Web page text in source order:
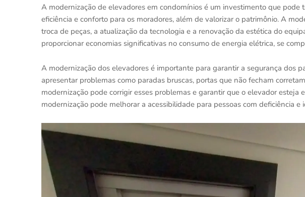
A modernização de elevadores em condomínios é um investimento que pode
eficiência e conforto para os moradores, além de valorizar o patrimônio. A
troca de peças, a atualização da tecnologia e a renovação da estética do
proporcionar economias significativas no consumo de energia elétrica, se
A modernização dos elevadores é importante para garantir a segurança dos
apresentar problemas como paradas bruscas, portas que não fecham
modernização pode corrigir esses problemas e garantir que o elevador esteja
modernização pode melhorar a acessibilidade para pessoas com deficiência e